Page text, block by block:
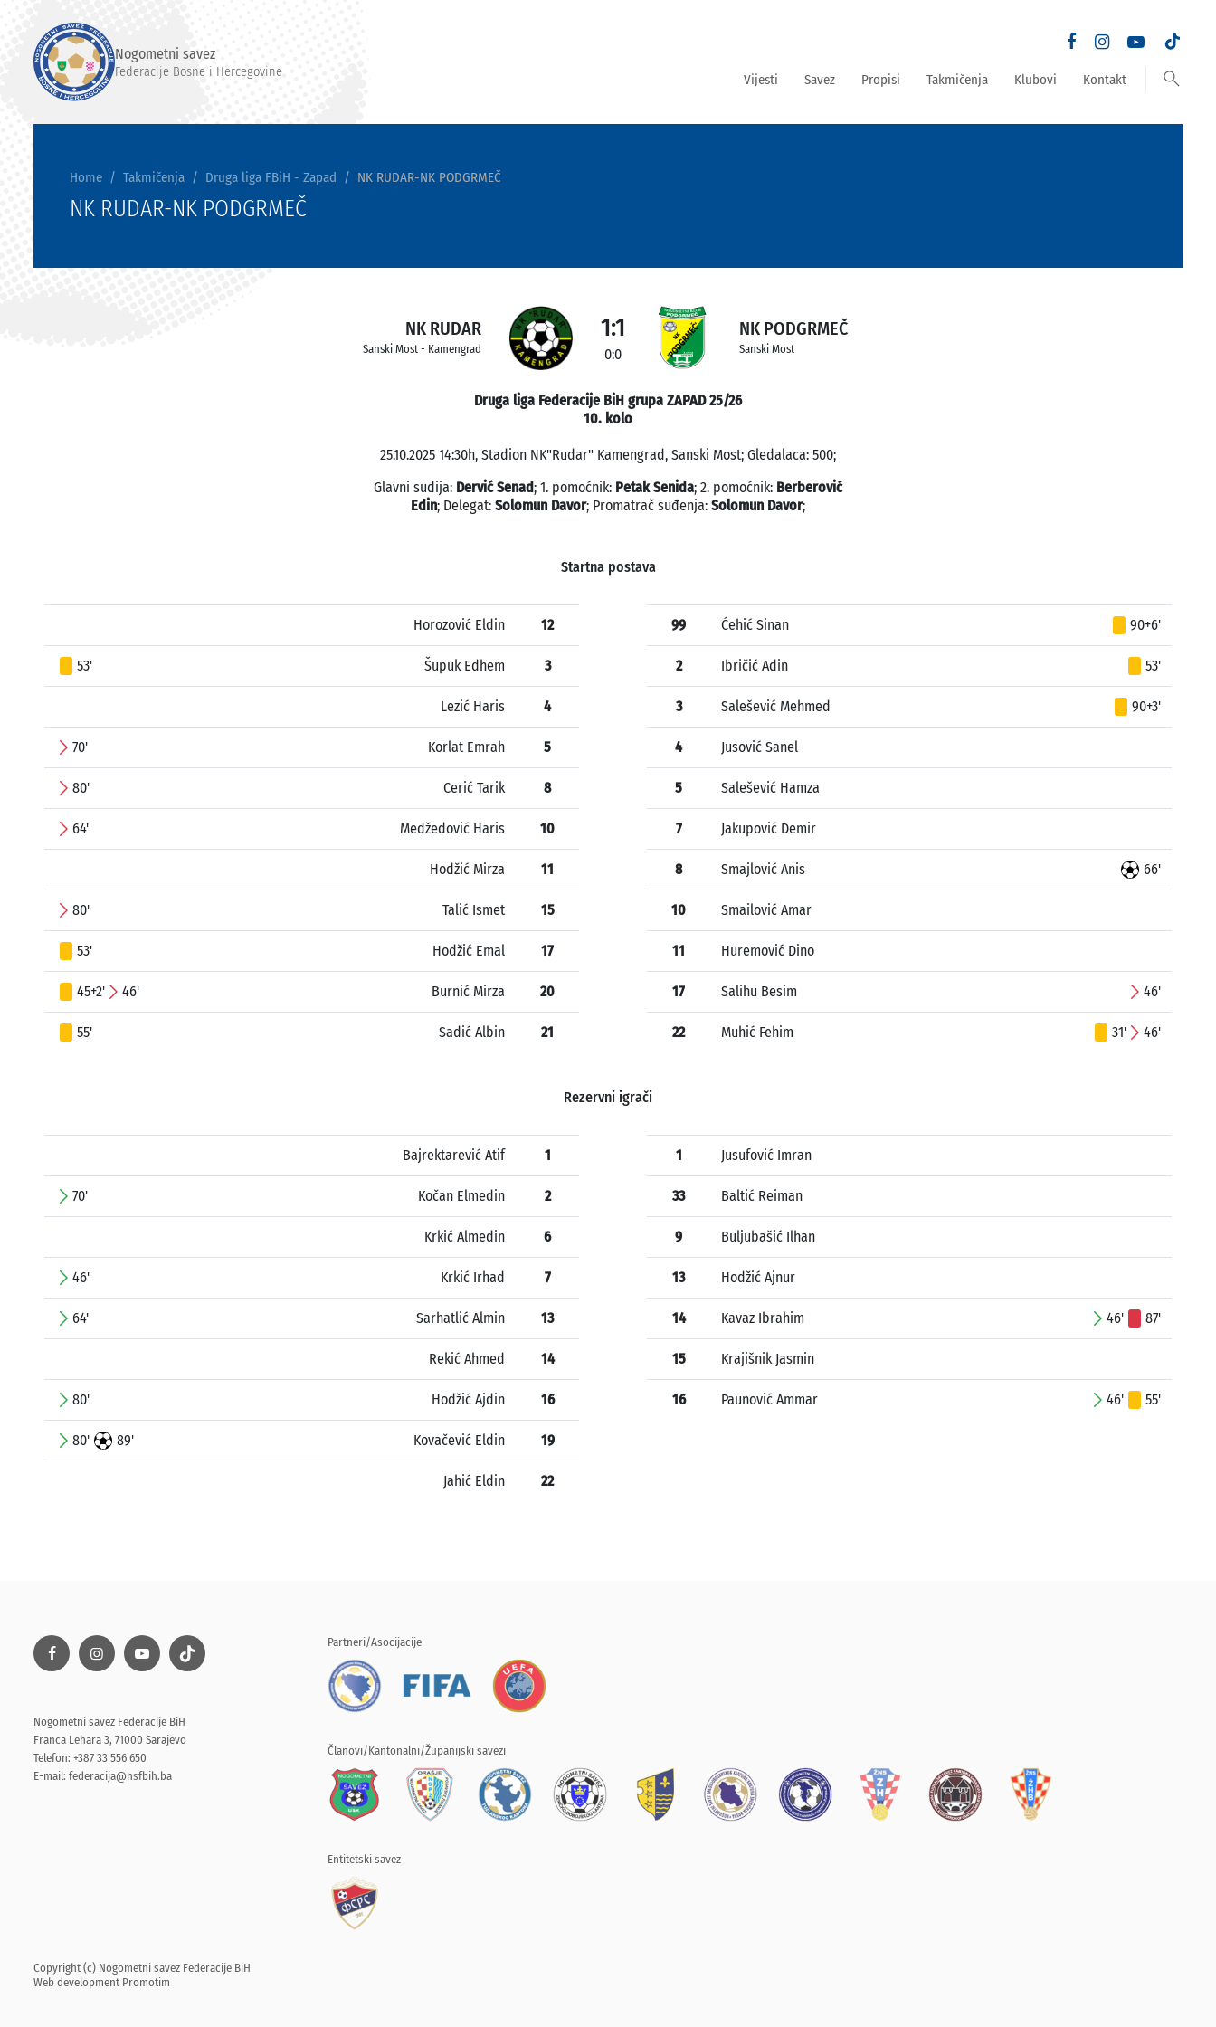
Nogometni savez
Federacije Bosne i Hercegovine Vijesti Savez Propisi Takmičenja Klubovi Kontakt search
Home Takmičenja Druga liga FBiH - Zapad NK RUDAR-NK PODGRMEČ
NK RUDAR-NK PODGRMEČ
NK RUDAR
Sanski Most - Kamengrad
1:1
0:0
NK PODGRMEČ
Sanski Most
Druga liga Federacije BiH grupa ZAPAD 25/26
10. kolo
25.10.2025 14:30h, Stadion NK"Rudar" Kamengrad, Sanski Most; Gledalaca: 500;
Glavni sudija: Dervić Senad; 1. pomoćnik: Petak Senida; 2. pomoćnik: Berberović
Edin; Delegat: Solomun Davor; Promatrač suđenja: Solomun Davor;
Startna postava
Horozović Eldin 12
53' Šupuk Edhem 3
Lezić Haris 4
70' Korlat Emrah 5
80' Cerić Tarik 8
64' Medžedović Haris 10
Hodžić Mirza 11
80' Talić Ismet 15
53' Hodžić Emal 17
45+2' 46' Burnić Mirza 20
55' Sadić Albin 21
99 Ćehić Sinan 90+6'
2 Ibričić Adin 53'
3 Salešević Mehmed 90+3'
4 Jusović Sanel
5 Salešević Hamza
7 Jakupović Demir
8 Smajlović Anis 66'
10 Smailović Amar
11 Huremović Dino
17 Salihu Besim 46'
22 Muhić Fehim 31' 46'
Rezervni igrači
Bajrektarević Atif 1
70' Kočan Elmedin 2
Krkić Almedin 6
46' Krkić Irhad 7
64' Sarhatlić Almin 13
Rekić Ahmed 14
80' Hodžić Ajdin 16
80' 89' Kovačević Eldin 19
Jahić Eldin 22
1 Jusufović Imran
33 Baltić Reiman
9 Buljubašić Ilhan
13 Hodžić Ajnur
14 Kavaz Ibrahim 46' 87'
15 Krajišnik Jasmin
16 Paunović Ammar 46' 55'
Nogometni savez Federacije BiH
Franca Lehara 3, 71000 Sarajevo
Telefon: +387 33 556 650
E-mail: federacija@nsfbih.ba
Partneri/Asocijacije
Članovi/Kantonalni/Županijski savezi
Entitetski savez
Copyright (c) Nogometni savez Federacije BiH
Web development Promotim